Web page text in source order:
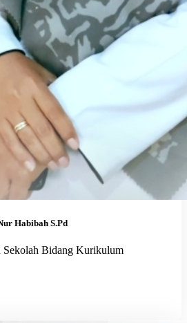
Habibah S.Pd
Sekolah Bidang Kurikulum